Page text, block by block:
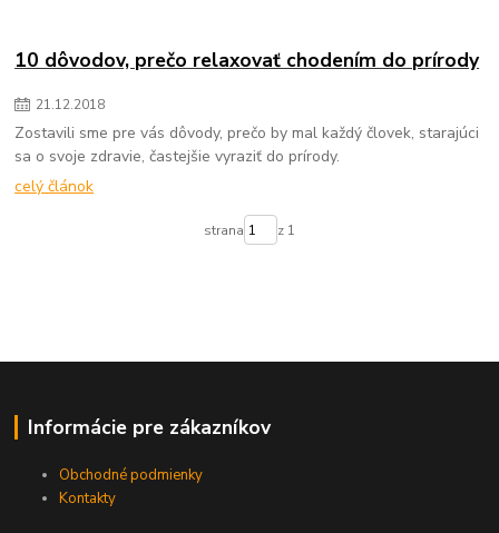
10 dôvodov, prečo relaxovať chodením do prírody
21.12.2018
Zostavili sme pre vás dôvody, prečo by mal každý človek, starajúci
sa o svoje zdravie, častejšie vyraziť do prírody.
celý článok
strana z 1
Informácie pre zákazníkov
Obchodné podmienky
Kontakty